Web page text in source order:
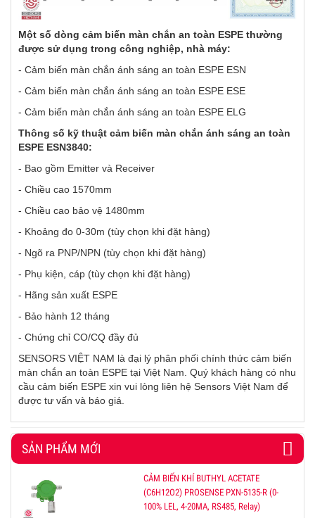
Một số dòng cảm biến màn chắn an toàn ESPE thường
được sử dụng trong công nghiệp, nhà máy:
- Cảm biến màn chắn ánh sáng an toàn ESPE ESN
- Cảm biến màn chắn ánh sáng an toàn ESPE ESE
- Cảm biến màn chắn ánh sáng an toàn ESPE ELG
Thông số kỹ thuật cảm biến màn chắn ánh sáng an toàn
ESPE ESN3840:
- Bao gồm Emitter và Receiver
- Chiều cao 1570mm
- Chiều cao bảo vệ 1480mm
- Khoảng đo 0-30m (tùy chọn khi đặt hàng)
- Ngõ ra PNP/NPN (tùy chọn khi đặt hàng)
- Phụ kiện, cáp (tùy chọn khi đặt hàng)
- Hãng sản xuất ESPE
- Bảo hành 12 tháng
- Chứng chỉ CO/CQ đầy đủ
SENSORS VIỆT NAM là đại lý phân phối chính thức cảm biến
màn chắn an toàn ESPE tại Việt Nam. Quý khách hàng có nhu
cầu cảm biến ESPE xin vui lòng liên hệ Sensors Việt Nam để
được tư vấn và báo giá.
SẢN PHẨM MỚI
CẢM BIẾN KHÍ BUTHYL ACETATE
(C6H12O2) PROSENSE PXN-5135-R (0-
100% LEL, 4-20MA, RS485, Relay)